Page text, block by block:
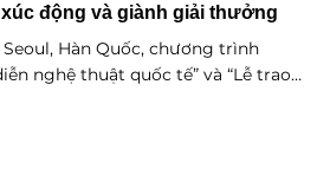
động và giành giải thưởng
Hàn Quốc, chương trình
nghệ thuật quốc tế” và “Lễ trao